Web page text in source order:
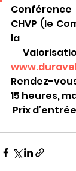
CHVP (le
la
Rendez-
15 heures,
Prix